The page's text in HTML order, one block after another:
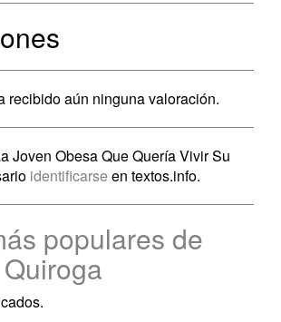
recibido aún ninguna valoración.
Joven Obesa Que Quería Vivir Su
identificarse en textos.info.
populares de